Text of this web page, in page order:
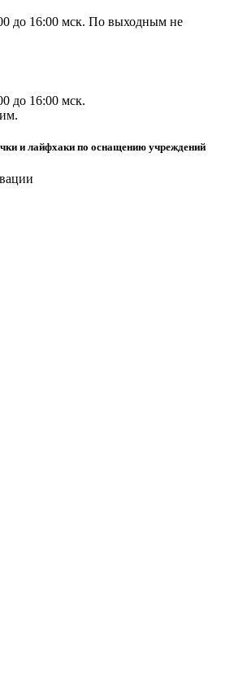
до 16:00 мск. По выходным не
до 16:00 мск.
и лайфхаки по оснащению учреждений